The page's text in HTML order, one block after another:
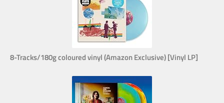
8-Tracks/180g coloured vinyl (Amazon Exclusive) [Vinyl LP]